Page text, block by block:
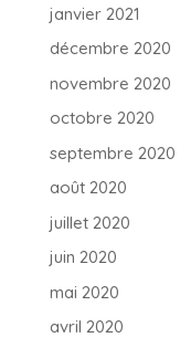
janvier 2021
décembre 2020
novembre 2020
octobre 2020
septembre 2020
août 2020
juillet 2020
juin 2020
mai 2020
avril 2020